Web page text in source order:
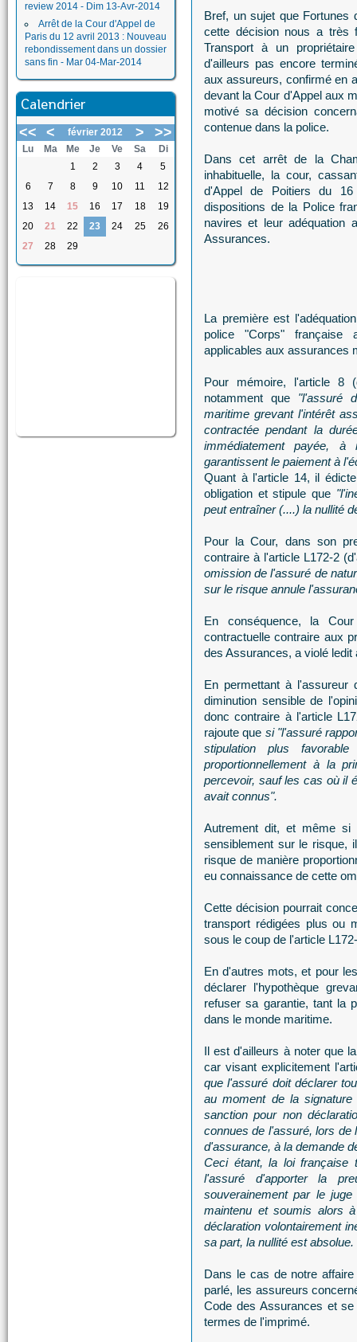
review 2014 - Dim 13-Avr-2014
Arrêt de la Cour d'Appel de
Paris du 12 avril 2013 : Nouveau
rebondissement dans un dossier
sans fin - Mar 04-Mar-2014
Calendrier
<< < février 2012 > >>
Lu Ma Me Je Ve Sa
Di
1
2 3 4
5
6
7 8 9 10 11
12
13
14 15 16 17 18
19
20
21 22 23 24 25
26
27
28 29
Bref, un sujet que Fortunes
cette décision nous a très
Transport à un
d'ailleurs pas encore
aux assureurs, confirmé en
devant la Cour d'Appel aux
motivé sa décision
contenue dans la police.
Dans cet arrêt de la
inhabituelle, la cour,
d'Appel de Poitiers du
dispositions de la Police
navires et leur adéquation
Assurances.
La première est
police "Corps" française
applicables aux assurances
Pour mémoire, l'article 8
notamment que "l'assuré
maritime grevant l'intérêt
contractée pendant la
immédiatement payée,
garantissent le paiement à
Quant à l'article 14, il
obligation et stipule que
peut entraîner (....) la nullité
Pour la Cour, dans son
contraire à l'article L172-2
omission de l'assuré de
sur le risque annule
En conséquence, la
contractuelle contraire aux
des Assurances, a violé
En permettant à l'assureur
diminution sensible de
donc contraire à l'article
rajoute que si "l'assuré
stipulation plus
proportionnellement à la
percevoir, sauf les cas où il
avait connus".
Autrement dit, et même si
sensiblement sur le risque,
risque de manière
eu connaissance de cette
Cette décision pourrait
transport rédigées plus ou
sous le coup de l'article
En d'autres mots, et pour
déclarer l'hypothèque
refuser sa garantie, tant la
dans le monde maritime.
Il est d'ailleurs à noter que
car visant explicitement
que l'assuré doit déclarer
au moment de la
sanction pour non
connues de l'assuré, lors de
d'assurance, à la demande
Ceci étant, la loi française
l'assuré d'apporter la
souverainement par le
maintenu et soumis alors
déclaration volontairement
sa part, la nullité est absolue.
Dans le cas de notre
parlé, les assureurs
Code des Assurances et
termes de l'imprimé.